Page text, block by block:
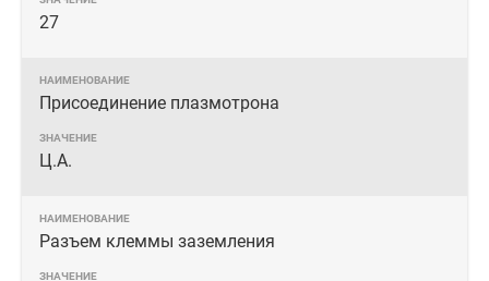
27
Присоединение плазмотрона
Ц.А.
Разъем клеммы заземления